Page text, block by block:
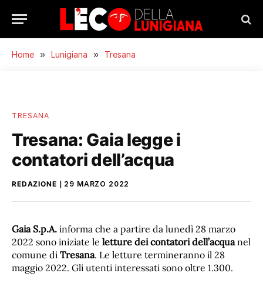
Home » Lunigiana » Tresana
TRESANA
Tresana: Gaia legge i
contatori dell’acqua
REDAZIONE 29 MARZO 2022
Gaia S.p.A. informa che a partire da lunedì 28 marzo
2022 sono iniziate le letture dei contatori dell’acquanel
comune di Tresana. Le letture termineranno il 28
maggio 2022. Gli utenti interessati sono oltre 1.300.